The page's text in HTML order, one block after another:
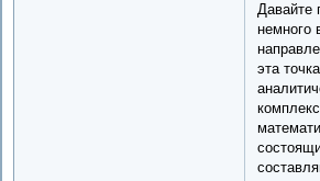
Давайте
немного
эта